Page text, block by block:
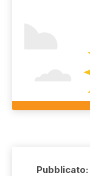
Pubblicato: